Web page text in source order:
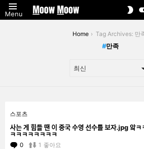
Menu
Home Tag Archives: 만
만족
STORIES
스포츠
사는 게 힘들 땐 이 중국 수영 선수를 보자.jpg
ㅋㅋㅋㅋㅋㅋㅋㅋ
0 Comments
1 좋아요